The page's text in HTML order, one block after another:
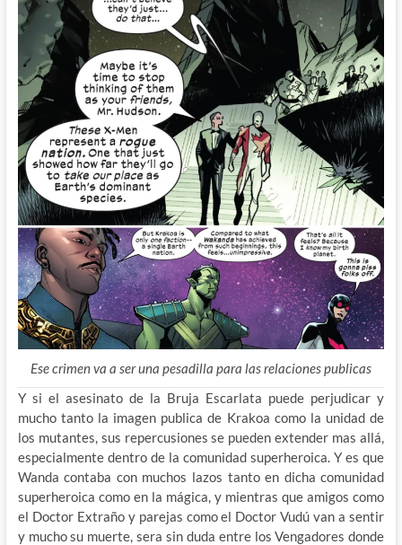
Ese crimen va a ser una pesadilla para las relaciones publicas
Y si el asesinato de la Bruja Escarlata puede perjudicar y
mucho tanto la imagen publica de Krakoa como la unidad de
los mutantes, sus repercusiones se pueden extender mas allá,
especialmente dentro de la comunidad superheroica. Y es que
Wanda contaba con muchos lazos tanto en dicha comunidad
superheroica como en la mágica, y mientras que amigos como
el Doctor Extraño y parejas como el Doctor Vudú van a sentir
y mucho su muerte, sera sin duda entre los Vengadores donde